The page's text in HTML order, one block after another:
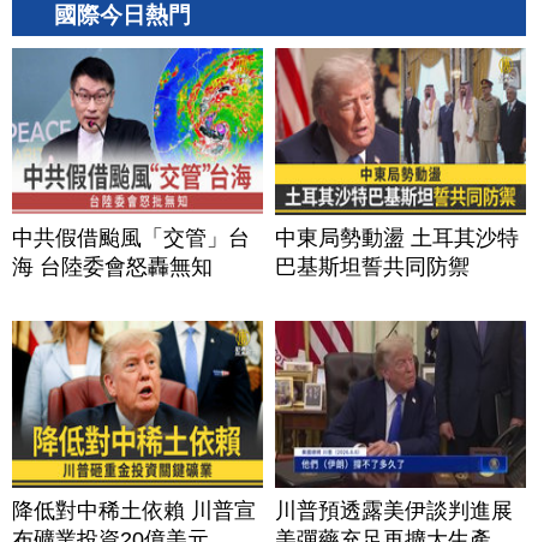
國際今日熱門
中共假借颱風「交管」台
海 台陸委會怒轟無知
中東局勢動盪 土耳其沙特
巴基斯坦誓共同防禦
降低對中稀土依賴 川普宣
川普預透露美伊談判進展